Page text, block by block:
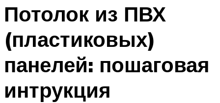
Потолок из ПВХ
(пластиковых)
панелей: пошаговая
интрукция